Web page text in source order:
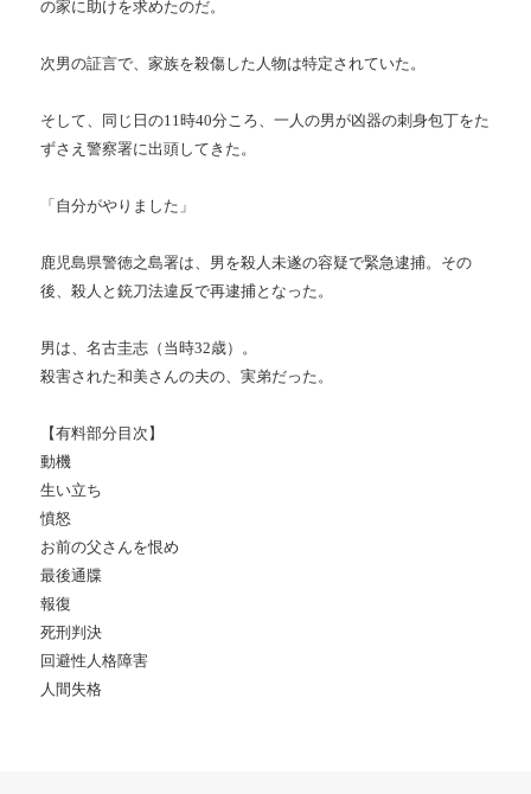
の家に助けを求めたのだ。
次男の証言で、家族を殺傷した人物は特定されていた。
そして、同じ日の11時40分ころ、一人の男が凶器の刺身包丁をた
ずさえ警察署に出頭してきた。
「自分がやりました」
鹿児島県警徳之島署は、男を殺人未遂の容疑で緊急逮捕。その
後、殺人と銃刀法違反で再逮捕となった。
男は、名古圭志（当時32歳）。
殺害された和美さんの夫の、実弟だった。
【有料部分目次】
動機
生い立ち
憤怒
お前の父さんを恨め
最後通牒
報復
死刑判決
回避性人格障害
人間失格